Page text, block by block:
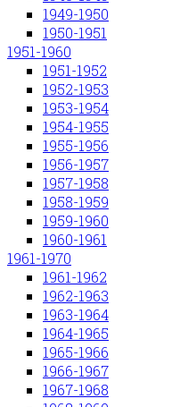
1949-1950
1950-1951
1951-1960
1951-1952
1952-1953
1953-1954
1954-1955
1955-1956
1956-1957
1957-1958
1958-1959
1959-1960
1960-1961
1961-1970
1961-1962
1962-1963
1963-1964
1964-1965
1965-1966
1966-1967
1967-1968